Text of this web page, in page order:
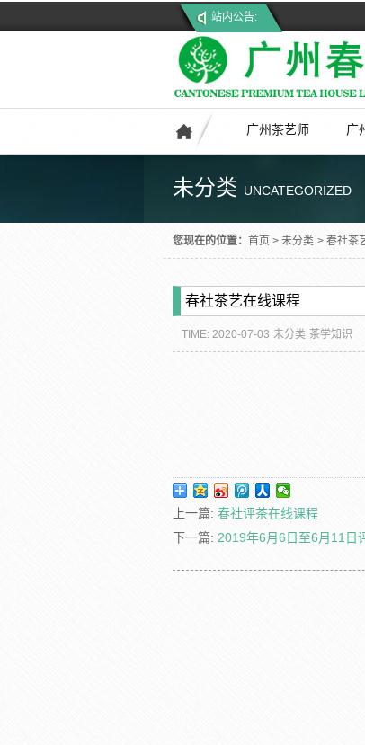
站内公告:
广州茶艺师 广
未分类 UNCATEGORIZED
您现在的位置： 首页 > 未分类 > 春社茶
春社茶艺在线课程
TIME: 2020-07-03 未分类 茶学知识
上一篇: 春社评茶在线课程
下一篇: 2019年6月6日至6月11日